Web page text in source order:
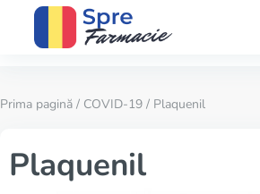
Prima pagină / COVID-19 / Plaquenil
Plaquenil